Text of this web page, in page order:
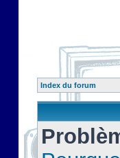
Index du forum